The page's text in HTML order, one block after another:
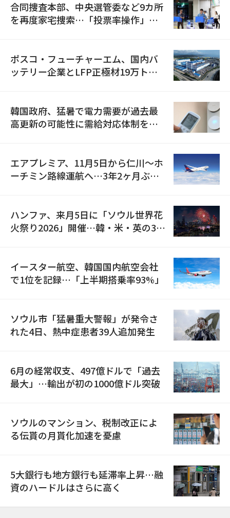
合同捜査本部、中央選管委など9カ所
を再度家宅捜索…「投票率操作」の
ポスコ・フューチャーエム、国内バ
ッテリー企業とLFP正極材19万トン
韓国政府、猛暑で電力需要が過去最
高更新の可能性に需給対応体制を点
エアプレミア、11月5日から仁川〜ホ
ーチミン路線運航へ…3年2ヶ月ぶり
ハンファ、来月5日に「ソウル世界花
火祭り2026」開催…韓・米・英の3カ
イースター航空、韓国国内航空会社
で1位を記録…「上半期搭乗率93%」
ソウル市「猛暑重大警報」が発令さ
れた4日、熱中症患者39人追加発生
6月の経常収支、497億ドルで「過去
最大」…輸出が初の1000億ドル突破
ソウルのマンション、税制改正によ
る伝貰の月貰化加速を憂慮
5大銀行も地方銀行も延滞率上昇…融
資のハードルはさらに高く